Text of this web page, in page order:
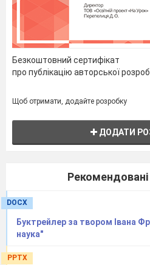
Безкоштовний сертифікат
про публікацію авторської
Щоб отримати, додайте розробку
ДОДАТИ
Рекомендовані
DOCX
Буктрейлер за твором Івана
наука"
PPTX